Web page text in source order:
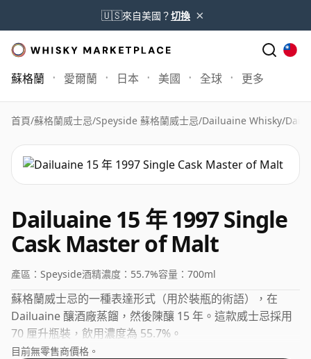
🇺🇸來自美國？切換 ×
蘇格蘭 愛爾蘭 日本 美國 全球 更多
首頁/蘇格蘭威士忌/Speyside 蘇格蘭威士忌/Dailuaine Whisky/
Dailuaine 15 年 1997 Single
Cask Master of Malt
產區： Speyside酒精濃度： 55.7%容量： 700ml
蘇格蘭威士忌的一種表達形式（用於裝瓶的術語），在
Dailuaine 釀酒廠蒸餾，然後陳釀 15 年。這款威士忌採用
70 厘升瓶裝，飲用濃度為 55.7%。
目前無零售商價格。